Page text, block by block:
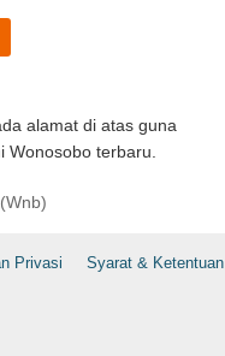
alamat di atas guna
terbaru.
Privasi Syarat & Ketentuan